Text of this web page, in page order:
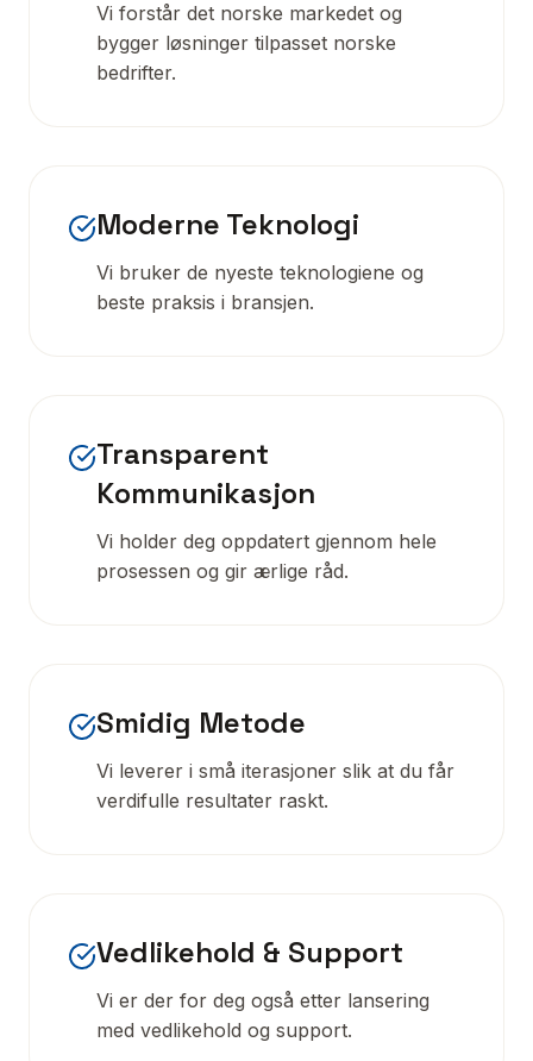
Vi forstår det norske markedet og
bygger løsninger tilpasset norske
bedrifter.
Moderne Teknologi
Vi bruker de nyeste teknologiene og
beste praksis i bransjen.
Transparent
Kommunikasjon
Vi holder deg oppdatert gjennom hele
prosessen og gir ærlige råd.
Smidig Metode
Vi leverer i små iterasjoner slik at du får
verdifulle resultater raskt.
Vedlikehold & Support
Vi er der for deg også etter lansering
med vedlikehold og support.